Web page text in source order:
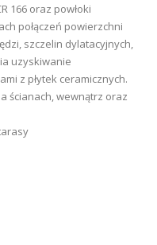
166 oraz powłoki
połączeń powierzchni
szczelin dylatacyjnych,
uzyskiwanie
z płytek ceramicznych.
ścianach, wewnątrz oraz